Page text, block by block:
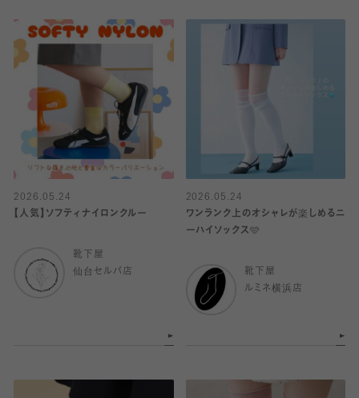
2026.05.24
【人気】ソフティナイロンクルー
靴下屋
仙台セルバ店
2026.05.24
ワンランク上のオシャレが楽しめるニ
ーハイソックス🩵
靴下屋
ルミネ横浜店